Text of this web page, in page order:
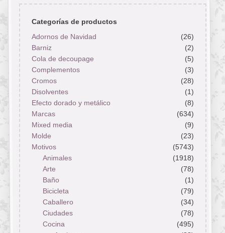
Categorías de productos
Adornos de Navidad
(26)
Barniz
(2)
Cola de decoupage
(5)
Complementos
(3)
Cromos
(28)
Disolventes
(1)
Efecto dorado y metálico
(8)
Marcas
(634)
Mixed media
(9)
Molde
(23)
Motivos
(5743)
Animales
(1918)
Arte
(78)
Baño
(1)
Bicicleta
(79)
Caballero
(34)
Ciudades
(78)
Cocina
(495)